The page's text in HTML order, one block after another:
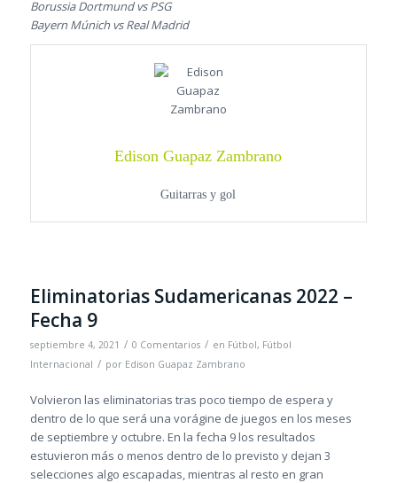
Borussia Dortmund vs PSG
Bayern Múnich vs Real Madrid
Edison Guapaz Zambrano
Guitarras y gol
Eliminatorias Sudamericanas 2022 –
Fecha 9
septiembre 4, 2021 / 0 Comentarios / en Fútbol, Fútbol
Internacional / por Edison Guapaz Zambrano
Volvieron las eliminatorias tras poco tiempo de espera y
dentro de lo que será una vorágine de juegos en los meses
de septiembre y octubre. En la fecha 9 los resultados
estuvieron más o menos dentro de lo previsto y dejan 3
selecciones algo escapadas, mientras al resto en gran